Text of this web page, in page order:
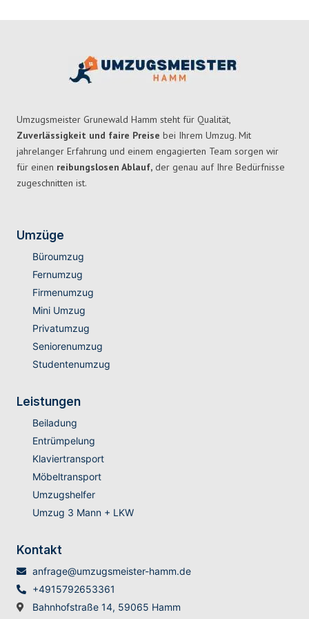
Umzugsmeister Grunewald Hamm steht für Qualität,
Zuverlässigkeit und faire Preise bei Ihrem Umzug. Mit
jahrelanger Erfahrung und einem engagierten Team sorgen wir
für einen reibungslosen Ablauf, der genau auf Ihre Bedürfnisse
zugeschnitten ist.
Umzüge
Büroumzug
Fernumzug
Firmenumzug
Mini Umzug
Privatumzug
Seniorenumzug
Studentenumzug
Leistungen
Beiladung
Entrümpelung
Klaviertransport
Möbeltransport
Umzugshelfer
Umzug 3 Mann + LKW
Kontakt
anfrage@umzugsmeister-hamm.de
+4915792653361
Bahnhofstraße 14, 59065 Hamm